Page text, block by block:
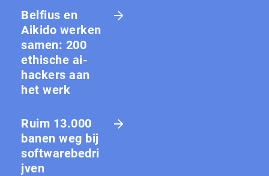
Belfius en
Aikido werken
samen: 200
ethische ai-
hackers aan
het werk
Ruim 13.000
banen weg bij
softwarebedri
jven